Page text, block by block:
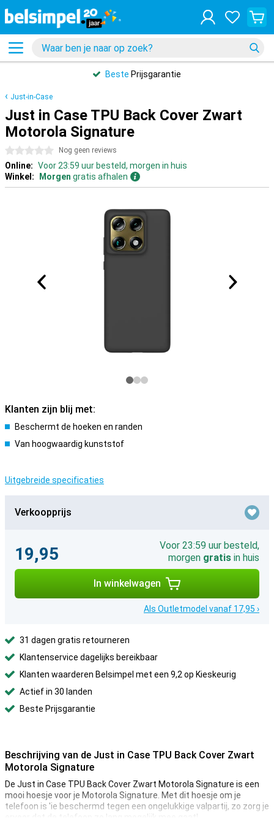
Beste Prijsgarantie
Just-in-Case
Just in Case TPU Back Cover Zwart
Motorola Signature
0 sterren Nog geen reviews
Online: Voor 23:59 uur besteld, morgen in huis
Winkel:
Morgen gratis afhalen
Klanten zijn blij met:
Beschermt de hoeken en randen
Van hoogwaardig kunststof
Uitgebreide specificaties
Verkoopprijs
19,95
Voor 23:59 uur besteld,
morgen gratis in huis
In winkelwagen
Als Outletmodel vanaf 17,95 ›
31 dagen gratis retourneren
Klantenservice dagelijks bereikbaar
Klanten waarderen Belsimpel met een 9,2 op Kieskeurig
Actief in 30 landen
Beste Prijsgarantie
Beschrijving van de Just in Case TPU Back Cover Zwart
Motorola Signature
De Just in Case TPU Back Cover Zwart Motorola Signature is een
mooi hoesje voor je Motorola Signature. Met dit hoesje om je
telefoon is 'ie beschermd tegen een ongelukkige valpartij, zo zorg je
ervoor dat de telefoon zo lang mogelijk mee gaat!